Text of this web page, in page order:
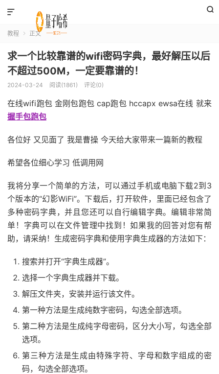


教程  正文
求一个比较靠谱的wifi密码字典，最好解压以后
不超过500M，一定要靠谱的！
2024-03-24 阅读(1861) 评论(0)
在线wifi跑包 金刚包跑包 cap跑包 hccapx ewsa在线 就来
握手包跑包
各位好 又见面了 我是曹操 今天给大家带来一篇新的教程
希望各位细心学习 低调用网
我将分享一个简单的方法，可以通过手机或电脑下载2到3
个版本的“幻影WiFi”。下载后，打开软件，里面已经包含了
多种密码字典，并且您还可以自行编辑字典。编辑非常简
单！字典可以在文件管理中找到！如果我的回答对您有帮
助，请采纳！生成密码字典和使用字典生成器的方法如下：
搜索并打开“字典生成器”。
选择一个字典生成器并下载。
解压文件夹，安装并运行该文件。
第一种方法是生成纯数字密码，勾选全部选项。
第二种方法是生成纯字母密码，区分大小写，勾选全部
选项。
第三种方法是生成由特殊字符、字母和数字组成的密
码，勾选全部选项。